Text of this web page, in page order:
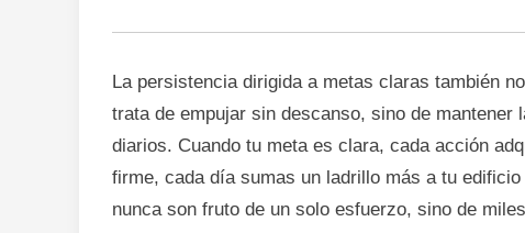
La persistencia dirigida a metas claras también
trata de empujar sin descanso, sino de mantener
diarios. Cuando tu meta es clara, cada acción
firme, cada día sumas un ladrillo más a tu
nunca son fruto de un solo esfuerzo, sino de